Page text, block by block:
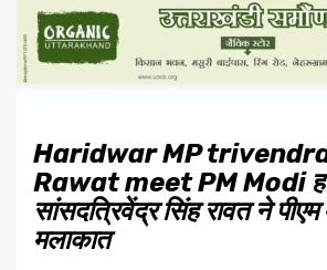
Haridwar MP
Rawat meet PM Modi
सांसदत्रिवेंद्र सिंह रावत ने पीएम
मलाकात